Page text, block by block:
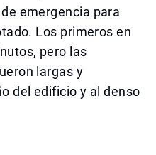
emergencia para
Los primeros en
pero las
largas y
del edificio y al denso